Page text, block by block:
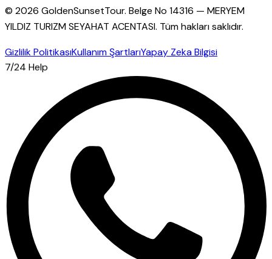
© 2026 GoldenSunsetTour. Belge No 14316 — MERYEM
YILDIZ TURIZM SEYAHAT ACENTASI. Tüm hakları saklıdır.
Gizlilik PolitikasıKullanım ŞartlarıYapay Zeka Bilgisi
7/24 Help